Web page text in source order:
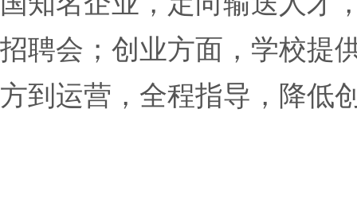
招聘会；创业方面，学校提
方到运营，全程指导，降低